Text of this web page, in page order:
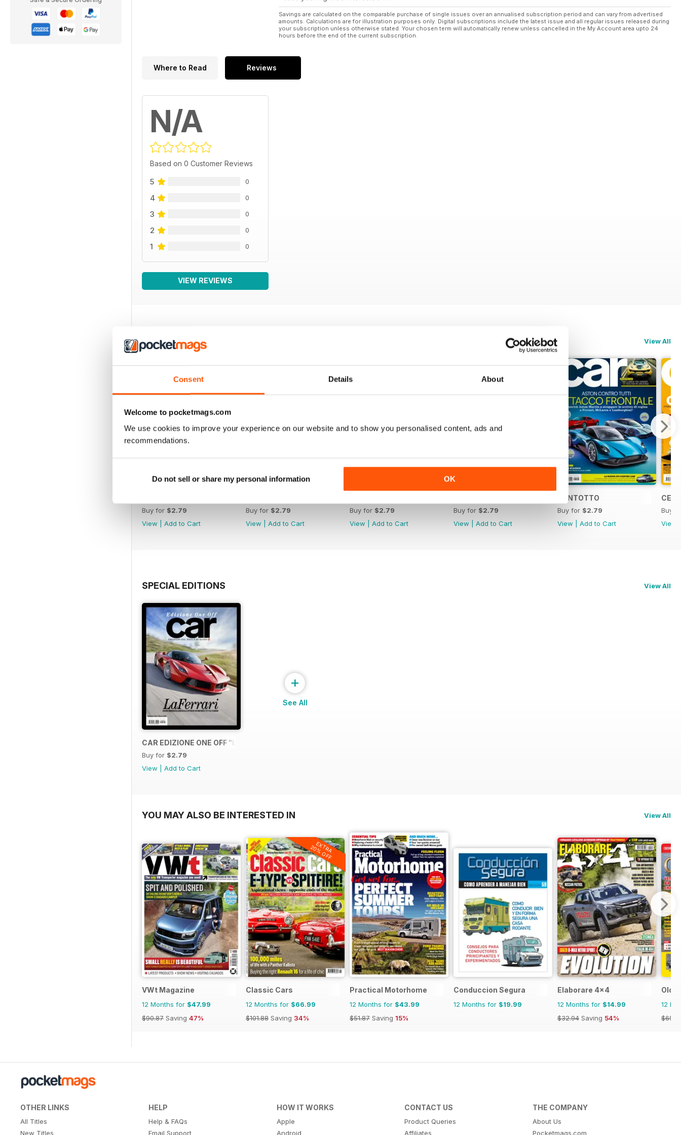
Consent Details About
Welcome to pocketmags.com
We use cookies to improve your experience on our website and to show you personalised content, ads and
recommendations.
Do not sell or share my personal information OK
Savings are calculated on the comparable purchase of single issues over an annualised subscription period and can vary from advertised
amounts. Calculations are for illustration purposes only. Digital subscriptions include the latest issue and all regular issues released during
your subscription unless otherwise stated. Your chosen term will automatically renew unless cancelled in the My Account area upto 24
hours before the end of the current subscription.
Where to Read Reviews
N/A
Based on 0 Customer Reviews
5 0
4 0
3 0
2 0
1 0
VIEW REVIEWS
BACK ISSUES View All
Buy for $2.79
View
Add to Cart
Buy for $2.79
View
Add to Cart
Buy for $2.79
View
Add to Cart
Buy for $2.79
View
Add to Cart
CENTOTTO
Buy for $2.79
View
Add to Cart
Buy
View
SPECIAL EDITIONS View All
CAR EDIZIONE ONE OFF "LaFerrari"
Buy for $2.79
View
Add to Cart
+
See All
YOU MAY ALSO BE INTERESTED IN View All
VWt Magazine
12 Months for $47.99
$90.87 Saving 47%
EXTRA
20% OFF
Classic Cars
12 Months for $66.99
$101.88 Saving 34%
Practical Motorhome
12 Months for $43.99
$51.87 Saving 15%
Conduccion Segura
12 Months for $19.99
Elaborare 4x4
12 Months for $14.99
$32.94 Saving 54%
Old
12
OTHER LINKS
All Titles
New Titles
HELP
Help & FAQs
Email Support
HOW IT WORKS
Apple
Android
CONTACT US
Product Queries
Affiliates
THE COMPANY
About Us
Pocketmags.com